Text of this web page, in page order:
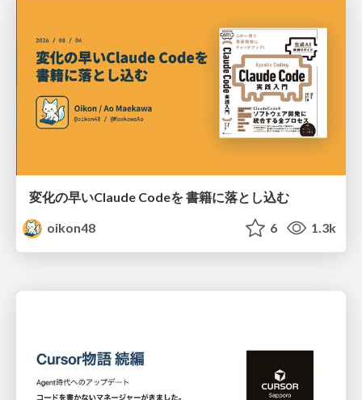
変化の早いClaude Codeを 書籍に落とし込む
oikon48
6 1.3k